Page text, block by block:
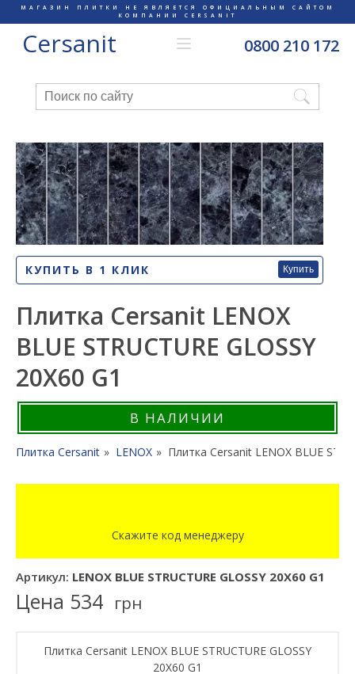
МАГАЗИН ПЛИТКИ НЕ ЯВЛЯЕТСЯ ОФИЦИАЛЬНЫМ САЙТОМ
КОМПАНИИ CERSANIT
Cersanit 0800 210 172
КУПИТЬ В 1 КЛИК Купить
Плитка Cersanit LENOX
BLUE STRUCTURE GLOSSY
20X60 G1
В НАЛИЧИИ
Плитка Cersanit LENOX Плитка Cersanit LENOX BLUE
Скажите код менеджеру
Артикул: LENOX BLUE STRUCTURE GLOSSY 20X60 G1
Цена 534 грн
Плитка Cersanit LENOX BLUE STRUCTURE GLOSSY
20X60 G1